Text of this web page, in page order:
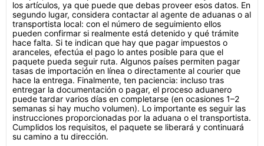
los artículos, ya que puede que debas proveer esos datos. En
segundo lugar, considera contactar al agente de aduanas o al
transportista local: con el número de seguimiento ellos
pueden confirmar si realmente está detenido y qué trámite
hace falta. Si te indican que hay que pagar impuestos o
aranceles, efectúa el pago lo antes posible para que el
paquete pueda seguir ruta. Algunos países permiten pagar
tasas de importación en línea o directamente al courier que
hace la entrega. Finalmente, ten paciencia: incluso tras
entregar la documentación o pagar, el proceso aduanero
puede tardar varios días en completarse (en ocasiones 1–2
semanas si hay mucho volumen). Lo importante es seguir las
instrucciones proporcionadas por la aduana o el transportista.
Cumplidos los requisitos, el paquete se liberará y continuará
su camino a tu dirección.